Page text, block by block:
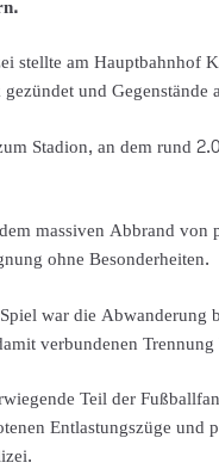
stellte am Hauptbahnhof
und
Stadion, an dem rund
massiven Abbrand von
ohne Besonderheiten.
war die Abwanderung
verbundenen
Teil der
Entlastungszüge und